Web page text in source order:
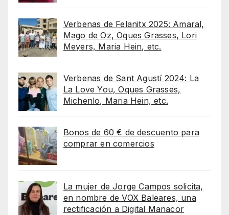
Verbenas de Felanitx 2025: Amaral,
Mago de Oz, Oques Grasses, Lori
Meyers, Maria Hein, etc.
Verbenas de Sant Agustí 2024: La
La Love You, Oques Grasses,
Michenlo, Maria Hein, etc.
Bonos de 60 € de descuento para
comprar en comercios
La mujer de Jorge Campos solicita,
en nombre de VOX Baleares, una
rectificación a Digital Manacor